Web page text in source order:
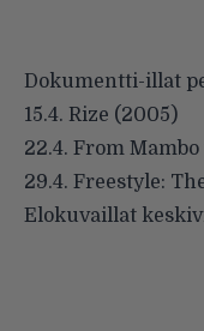
Dokumentti-illat
15.4. Rize (2005)
22.4. From
29.4. Freestyle:
Elokuvaillat